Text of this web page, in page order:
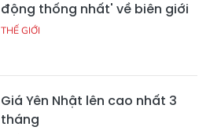
động thống nhất' về biên giới
THẾ GIỚI
Giá Yên Nhật lên cao nhất 3
tháng